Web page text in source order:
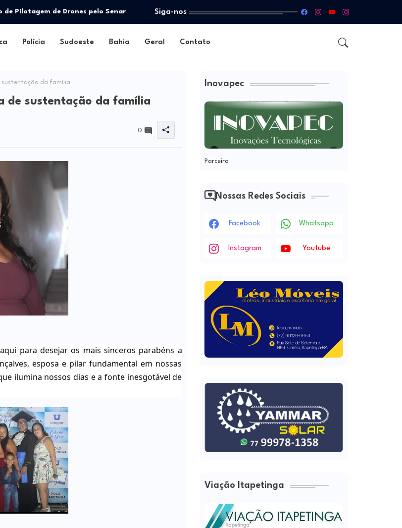
de Pilotagem de Drones pelo Senar Siga-nos
Polícia Sudoeste Bahia Geral Contato
sustentação da família
de sustentação da família
0
para desejar os mais sinceros parabéns a
esposa e pilar fundamental em nossas
ilumina nossos dias e a fonte inesgotável de
Inovapec
Parceiro
Nossas Redes Sociais
Facebook Whatsapp
Instagram Youtube
Viação Itapetinga